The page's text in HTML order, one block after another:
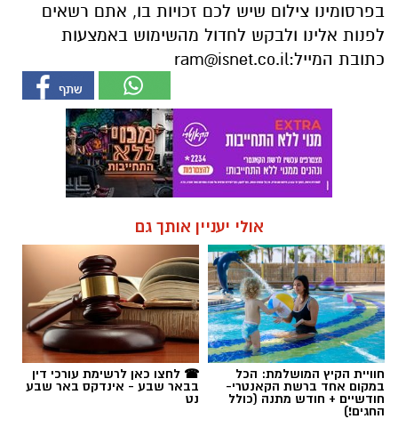
בפרסומינו צילום שיש לכם זכויות בו, אתם רשאים
לפנות אלינו ולבקש לחדול מהשימוש באמצעות
כתובת המייל:ram@isnet.co.il
אולי יעניין אותך גם
חוויית הקיץ המושלמת: הכל
במקום אחד ברשת הקאנטרי-
חודשיים + חודש מתנה (כולל
החגים!)
☎ לחצו כאן לרשימת עורכי דין
בבאר שבע - אינדקס באר שבע
נט